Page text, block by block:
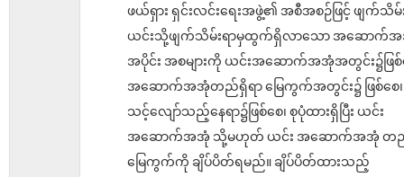
ဖယ်ရှား ရှင်းလင်းရေးအဖွဲ့၏ အစီအစဉ်ဖြင့် ဖျက်သိမ်
ယင်းသို့ဖျက်သိမ်းရာမှထွက်ရှိလာသော အဆောက်
အပိုင်း အစများကို ယင်းအဆောက်အအုံအတွင်း၌ဖြစ်
အဆောက်အအုံတည်ရှိရာ မြေကွက်အတွင်း၌ ဖြစ်စေ၊
သင့်လျော်သည့်နေရာ၌ဖြစ်စေ၊ စုပုံထားရှိပြီး ယင်း
အဆောက်အအုံ သို့မဟုတ် ယင်း အဆောက်အအုံ တ
မြေကွက်ကို ချိပ်ပိတ်ရမည်။ ချိပ်ပိတ်ထားသည့်